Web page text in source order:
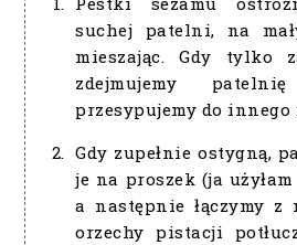
suchej patelni, na
mieszając. Gdy tylko
zdejmujemy
przesypujemy do
Gdy zupełnie ostygną,
je na proszek (ja
a następnie łączymy z
orzechy pistacji